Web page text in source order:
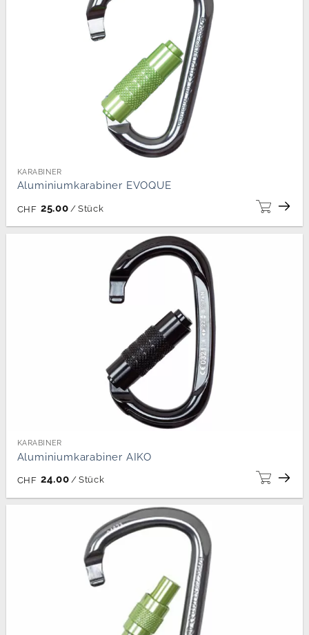
KARABINER
Aluminiumkarabiner EVOQUE
CHF 25.00 / Stück
KARABINER
Aluminiumkarabiner AIKO
CHF 24.00 / Stück